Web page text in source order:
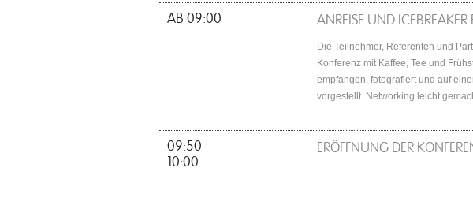
AB 09:00 ANREISE UND ICEBREAKER
Die Teilnehmer, Referenten und
Konferenz mit Kaffee, Tee und
empfangen, fotografiert und auf
vorgestellt. Networking leicht
09:50 -
10:00
ERÖFFNUNG DER